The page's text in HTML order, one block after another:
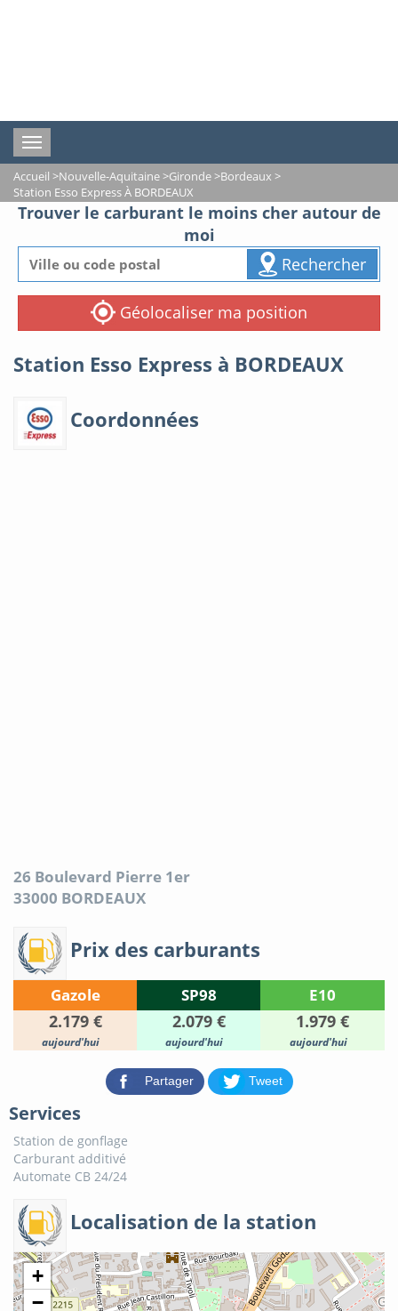
Toggle
navigation
Accueil >Nouvelle-Aquitaine>Gironde>Bordeaux >
Station Esso Express À BORDEAUX
Trouver le carburant le moins cher autour de
moi
Rechercher
Géolocaliser ma position
Station Esso Express à BORDEAUX
Coordonnées
26 Boulevard Pierre 1er
33000 BORDEAUX
Prix des carburants
Gazole SP98 E10
2.179 € 2.079 € 1.979 €
aujourd'hui aujourd'hui aujourd'hui
Partager Tweet
Services
Station de gonflage
Carburant additivé
Automate CB 24/24
Localisation de la station
+
−